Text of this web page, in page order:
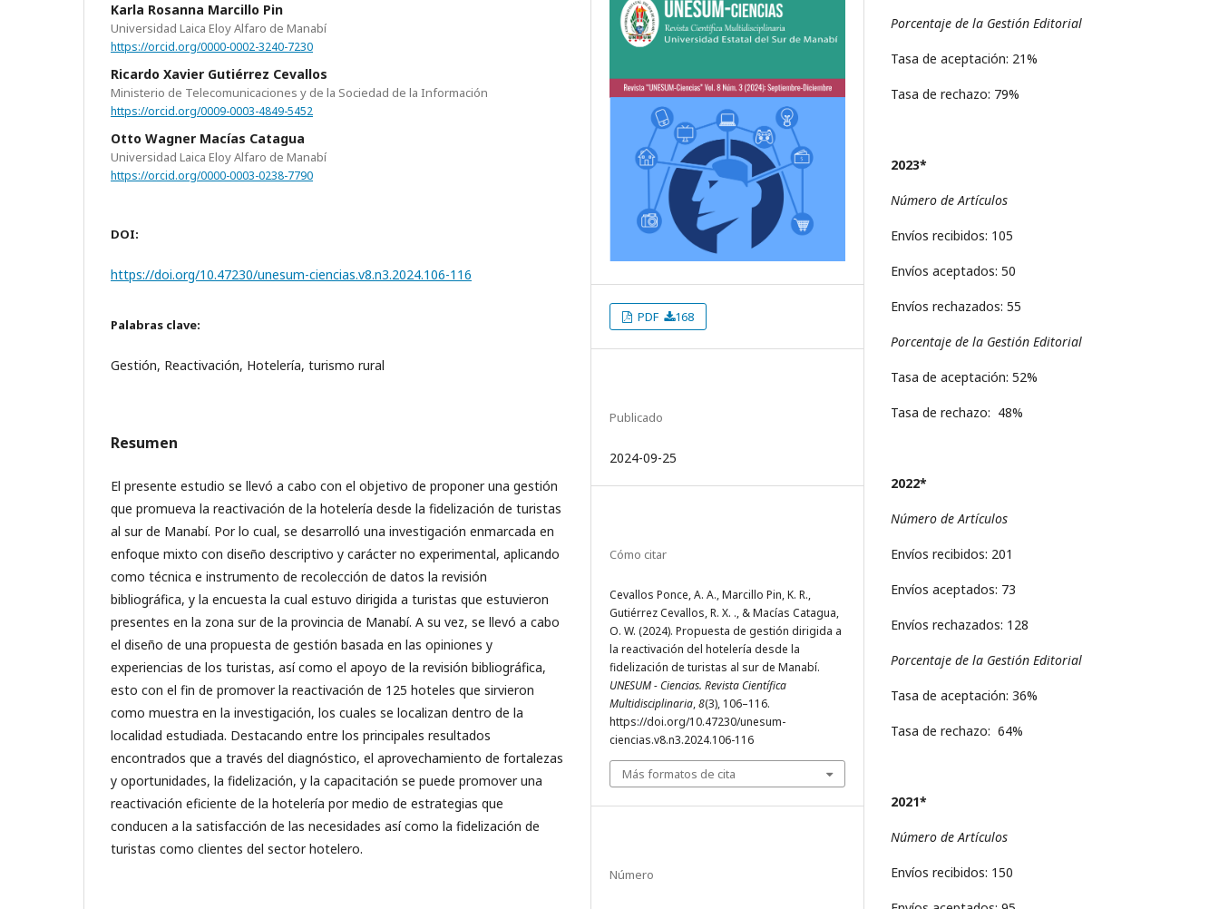
Karla Rosanna Marcillo Pin
Universidad Laica Eloy Alfaro de Manabí
https://orcid.org/0000-0002-3240-7230
Ricardo Xavier Gutiérrez Cevallos
Ministerio de Telecomunicaciones y de la Sociedad de la Información
https://orcid.org/0009-0003-4849-5452
Otto Wagner Macías Catagua
Universidad Laica Eloy Alfaro de Manabí
https://orcid.org/0000-0003-0238-7790
DOI:
https://doi.org/10.47230/unesum-ciencias.v8.n3.2024.106-116
Palabras clave:
Gestión, Reactivación, Hotelería, turismo rural
Resumen
El presente estudio se llevó a cabo con el objetivo de proponer una gestión
que promueva la reactivación de la hotelería desde la fidelización de turistas
al sur de Manabí. Por lo cual, se desarrolló una investigación enmarcada en
enfoque mixto con diseño descriptivo y carácter no experimental, aplicando
como técnica e instrumento de recolección de datos la revisión
bibliográfica, y la encuesta la cual estuvo dirigida a turistas que estuvieron
presentes en la zona sur de la provincia de Manabí. A su vez, se llevó a cabo
el diseño de una propuesta de gestión basada en las opiniones y
experiencias de los turistas, así como el apoyo de la revisión bibliográfica,
esto con el fin de promover la reactivación de 125 hoteles que sirvieron
como muestra en la investigación, los cuales se localizan dentro de la
localidad estudiada. Destacando entre los principales resultados
encontrados que a través del diagnóstico, el aprovechamiento de fortalezas
y oportunidades, la fidelización, y la capacitación se puede promover una
reactivación eficiente de la hotelería por medio de estrategias que
conducen a la satisfacción de las necesidades así como la fidelización de
turistas como clientes del sector hotelero.
PDF 168
Publicado
2024-09-25
Cómo citar
Cevallos Ponce, A. A., Marcillo Pin, K. R.,
Gutiérrez Cevallos, R. X. ., & Macías Catagua,
O. W. (2024). Propuesta de gestión dirigida a
la reactivación del hotelería desde la
fidelización de turistas al sur de Manabí.
UNESUM - Ciencias. Revista Científica
Multidisciplinaria,8(3), 106–116.
https://doi.org/10.47230/unesum-
ciencias.v8.n3.2024.106-116
Más formatos de cita
Número
Porcentaje de la Gestión Editorial
Tasa de aceptación: 21%
Tasa de rechazo: 79%
2023*
Número de Artículos
Envíos recibidos: 105
Envíos aceptados: 50
Envíos rechazados: 55
Porcentaje de la Gestión Editorial
Tasa de aceptación: 52%
Tasa de rechazo: 48%
2022*
Número de Artículos
Envíos recibidos: 201
Envíos aceptados: 73
Envíos rechazados: 128
Porcentaje de la Gestión Editorial
Tasa de aceptación: 36%
Tasa de rechazo: 64%
2021*
Número de Artículos
Envíos recibidos: 150